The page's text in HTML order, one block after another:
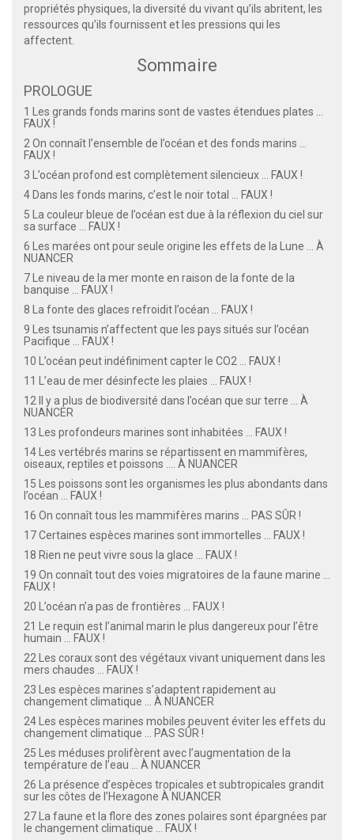
propriétés physiques, la diversité du vivant qu’ils abritent, les
ressources qu’ils fournissent et les pressions qui les
affectent.
Sommaire
PROLOGUE
1 Les grands fonds marins sont de vastes étendues plates ...
FAUX !
2 On connaît l’ensemble de l’océan et des fonds marins ...
FAUX !
3 L’océan profond est complètement silencieux ... FAUX !
4 Dans les fonds marins, c’est le noir total ... FAUX !
5 La couleur bleue de l’océan est due à la réflexion du ciel sur
sa surface ... FAUX !
6 Les marées ont pour seule origine les effets de la Lune ... À
NUANCER
7 Le niveau de la mer monte en raison de la fonte de la
banquise ... FAUX !
8 La fonte des glaces refroidit l’océan ... FAUX !
9 Les tsunamis n’affectent que les pays situés sur l’océan
Pacifique ... FAUX !
10 L’océan peut indéfiniment capter le CO2 ... FAUX !
11 L’eau de mer désinfecte les plaies ... FAUX !
12 Il y a plus de biodiversité dans l’océan que sur terre ... À
NUANCER
13 Les profondeurs marines sont inhabitées ... FAUX !
14 Les vertébrés marins se répartissent en mammifères,
oiseaux, reptiles et poissons .... À NUANCER
15 Les poissons sont les organismes les plus abondants dans
l’océan ... FAUX !
16 On connaît tous les mammifères marins ... PAS SÛR !
17 Certaines espèces marines sont immortelles ... FAUX !
18 Rien ne peut vivre sous la glace ... FAUX !
19 On connaît tout des voies migratoires de la faune marine ...
FAUX !
20 L’océan n’a pas de frontières ... FAUX !
21 Le requin est l’animal marin le plus dangereux pour l’être
humain ... FAUX !
22 Les coraux sont des végétaux vivant uniquement dans les
mers chaudes ... FAUX !
23 Les espèces marines s’adaptent rapidement au
changement climatique ... À NUANCER
24 Les espèces marines mobiles peuvent éviter les effets du
changement climatique ... PAS SÛR !
25 Les méduses prolifèrent avec l’augmentation de la
température de l’eau ... À NUANCER
26 La présence d’espèces tropicales et subtropicales grandit
sur les côtes de l’Hexagone À NUANCER
27 La faune et la flore des zones polaires sont épargnées par
le changement climatique ... FAUX !